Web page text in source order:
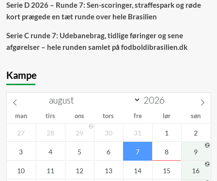
Serie D 2026 – Runde 7: Sen-scoringer, straffespark og røde
kort prægede en tæt runde over hele Brasilien
Serie C runde 7: Udebanebrag, tidlige føringer og sene
afgørelser – hele runden samlet på fodboldibrasilien.dk
Kampe
man tirs ons tors fre lør søn
27 28 29 30 31 1 2
3 4 5 6 7 8 9
10 11 12 13 14 15 16